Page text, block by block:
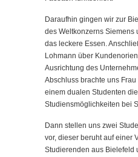
Daraufhin gingen wir zur
des Weltkonzerns Siemens
das leckere Essen.
Lohmann über
Ausrichtung des
Abschluss brachte uns
einem dualen Studenten
Studiensmöglichkeiten bei
Dann stellen uns zwei
vor, dieser beruht auf einer
Studierenden aus Bielefeld